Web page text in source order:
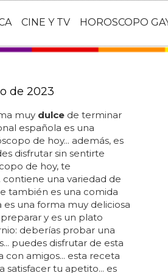
CINE Y TV HOROSCOPO
de 2023
muy dulcede terminar
española es una
de hoy... además, es
disfrutar sin sentirte
de hoy, te
una variedad de
también es una comida
es una forma muy deliciosa
y es un plato
deberías probar una
puedes disfrutar de esta
amigos... esta receta
satisfacer tu apetito... es